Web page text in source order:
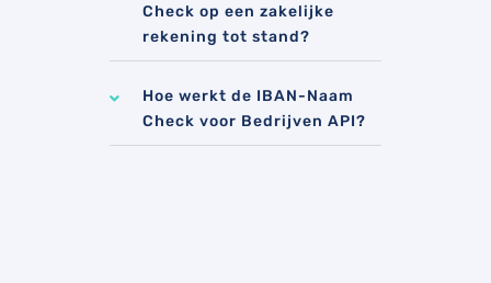
Check op een zakelijke
rekening tot stand?
Hoe werkt de IBAN-Naam
Check voor Bedrijven API?